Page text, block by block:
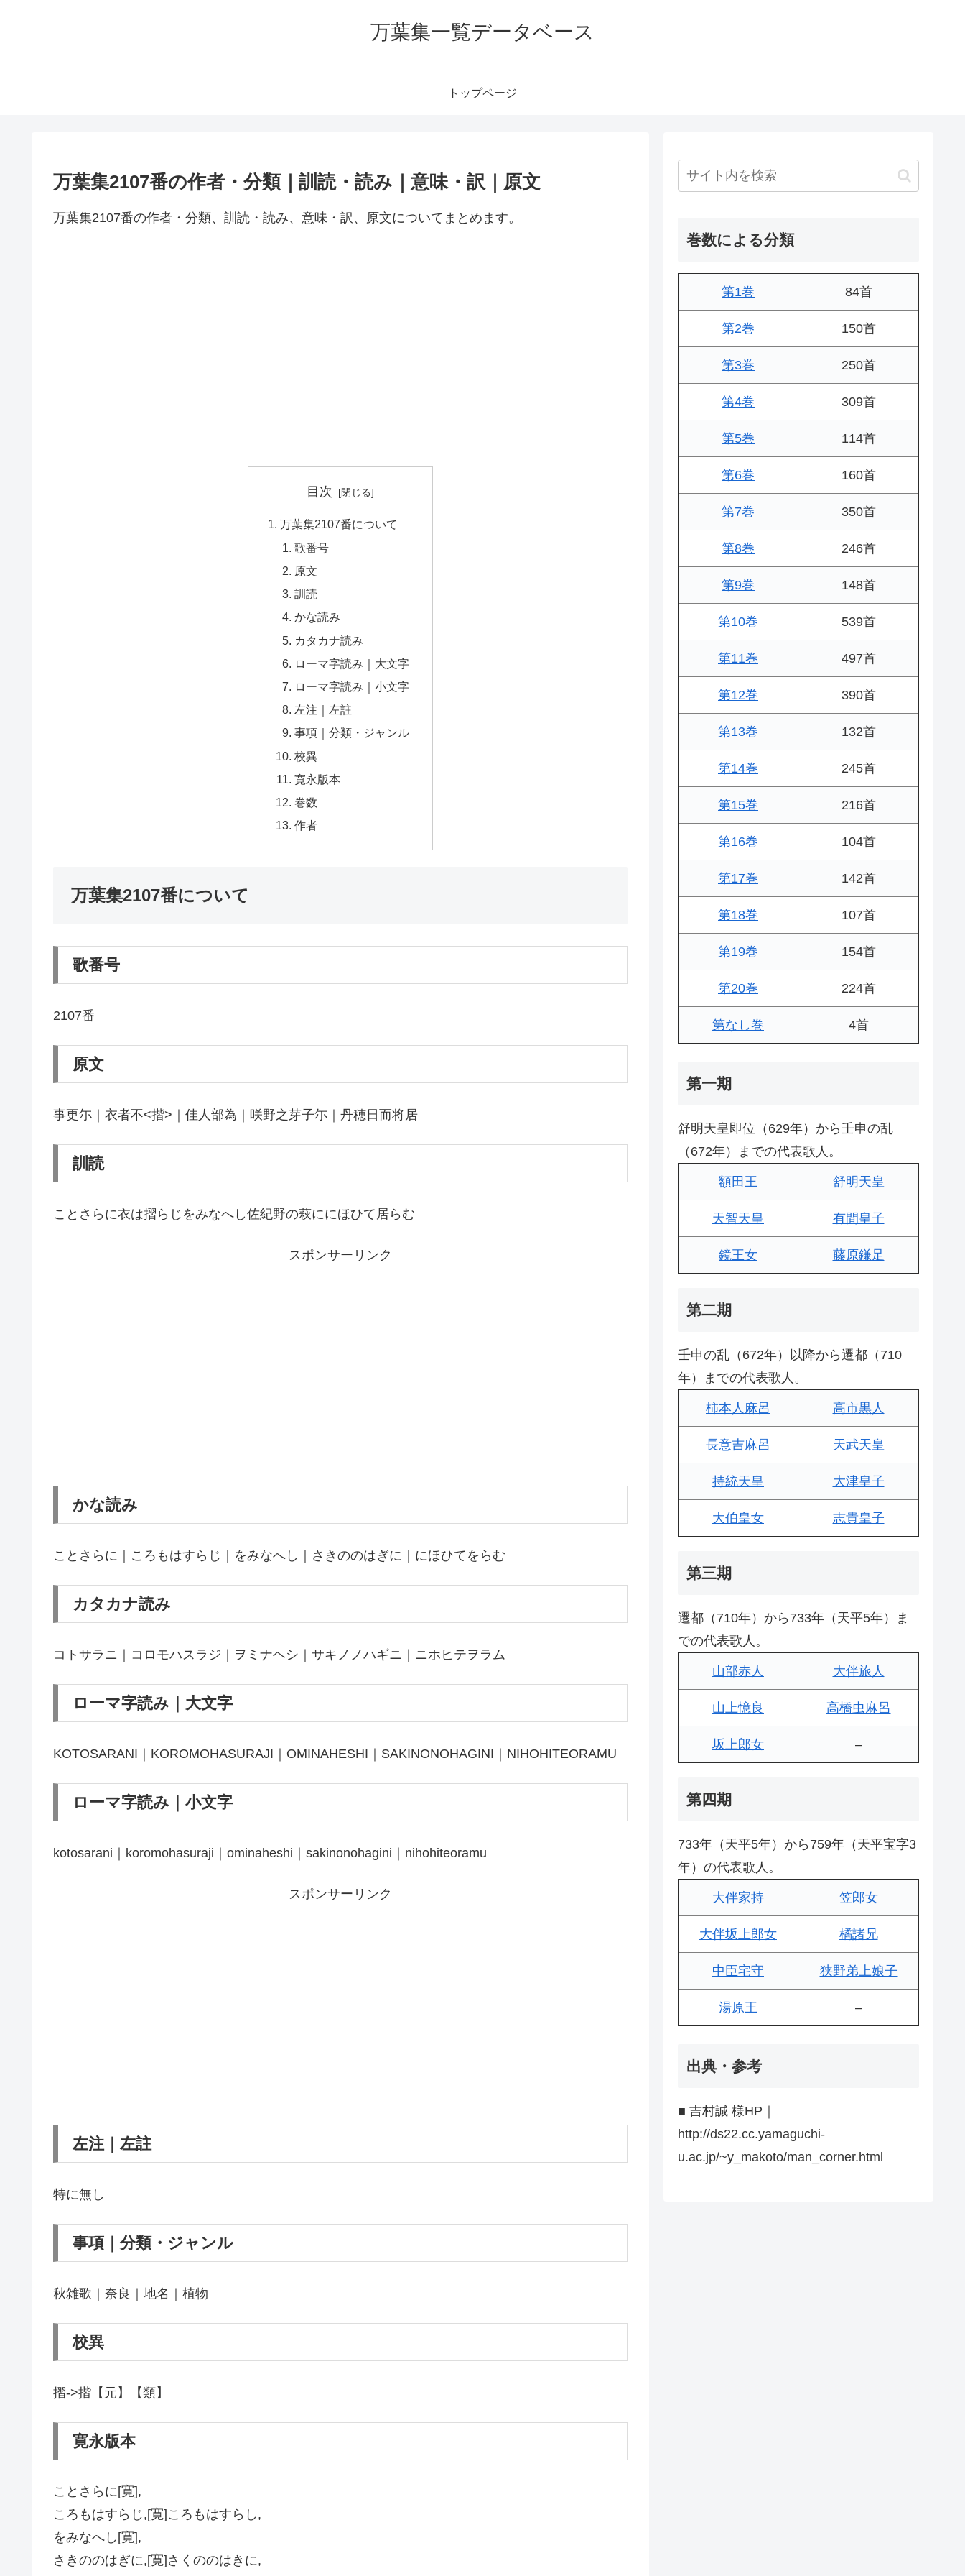
万葉集一覧データベース
トップページ
万葉集2107番の作者・分類｜訓読・読み｜意味・訳｜原文
万葉集2107番の作者・分類、訓読・読み、意味・訳、原文についてまとめます。
目次
万葉集2107番について
歌番号
原文
訓読
かな読み
カタカナ読み
ローマ字読み｜大文字
ローマ字読み｜小文字
左注｜左註
事項｜分類・ジャンル
校異
寛永版本
巻数
作者
万葉集2107番について
歌番号
2107番
原文
事更尓｜衣者不<揩>｜佳人部為｜咲野之芽子尓｜丹穂日而将居
訓読
ことさらに衣は摺らじをみなへし佐紀野の萩ににほひて居らむ
スポンサーリンク
かな読み
ことさらに｜ころもはすらじ｜をみなへし｜さきののはぎに｜にほひてをらむ
カタカナ読み
コトサラニ｜コロモハスラジ｜ヲミナヘシ｜サキノノハギニ｜ニホヒテヲラム
ローマ字読み｜大文字
KOTOSARANI｜KOROMOHASURAJI｜OMINAHESHI｜SAKINONOHAGINI｜NIHOHITEORAMU
ローマ字読み｜小文字
kotosarani｜koromohasuraji｜ominaheshi｜sakinonohagini｜nihohiteoramu
スポンサーリンク
左注｜左註
特に無し
事項｜分類・ジャンル
秋雑歌｜奈良｜地名｜植物
校異
摺->揩【元】【類】
寛永版本
ことさらに[寛],
ころもはすらじ,[寛]ころもはすらし,
をみなへし[寛],
さきののはぎに,[寛]さくののはきに,
巻数による分類
第1巻 84首
第2巻 150首
第3巻 250首
第4巻 309首
第5巻 114首
第6巻 160首
第7巻 350首
第8巻 246首
第9巻 148首
第10巻 539首
第11巻 497首
第12巻 390首
第13巻 132首
第14巻 245首
第15巻 216首
第16巻 104首
第17巻 142首
第18巻 107首
第19巻 154首
第20巻 224首
第なし巻 4首
第一期
舒明天皇即位（629年）から壬申の乱
（672年）までの代表歌人。
額田王 舒明天皇
天智天皇 有間皇子
鏡王女 藤原鎌足
第二期
壬申の乱（672年）以降から遷都（710
年）までの代表歌人。
柿本人麻呂 高市黒人
長意吉麻呂 天武天皇
持統天皇 大津皇子
大伯皇女 志貴皇子
第三期
遷都（710年）から733年（天平5年）ま
での代表歌人。
山部赤人 大伴旅人
山上憶良 高橋虫麻呂
坂上郎女 –
第四期
733年（天平5年）から759年（天平宝字3
年）の代表歌人。
大伴家持 笠郎女
大伴坂上郎女 橘諸兄
中臣宅守 狭野弟上娘子
湯原王 –
出典・参考
■ 吉村誠 様HP｜
http://ds22.cc.yamaguchi-
u.ac.jp/~y_makoto/man_corner.html